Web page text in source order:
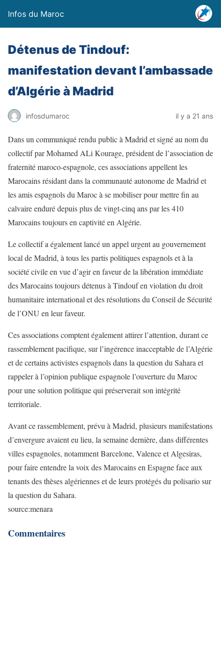
Infos du Maroc
Détenus de Tindouf:
manifestation devant l’ambassade
d’Algérie à Madrid
infosdumaroc il y a 21 ans
Dans un communiqué rendu public à Madrid et signé au nom du
collectif par Mohamed ALi Kourage, président de l’association de
fraternité maroco-espagnole, ces associations appellent les
Marocains résidant dans la communauté autonome de Madrid et
les amis espagnols du Maroc à se mobiliser pour mettre fin au
calvaire enduré depuis plus de vingt-cinq ans par les 410
Marocains toujours en captivité en Algérie.
Le collectif a également lancé un appel urgent au gouvernement
local de Madrid, à tous les partis politiques espagnols et à la
société civile en vue d’agir en faveur de la libération immédiate
des Marocains toujours détenus à Tindouf en violation du droit
humanitaire international et des résolutions du Conseil de Sécurité
de l’ONU en leur faveur.
Ces associations comptent également attirer l’attention, durant ce
rassemblement pacifique, sur l’ingérence inacceptable de l’Algérie
et de certains activistes espagnols dans la question du Sahara et
rappeler à l’opinion publique espagnole l’ouverture du Maroc
pour une solution politique qui préserverait son intégrité
territoriale.
Avant ce rassemblement, prévu à Madrid, plusieurs manifestations
d’envergure avaient eu lieu, la semaine dernière, dans différentes
villes espagnoles, notamment Barcelone, Valence et Algesiras,
pour faire entendre la voix des Marocains en Espagne face aux
tenants des thèses algériennes et de leurs protégés du polisario sur
la question du Sahara.
source:menara
Commentaires